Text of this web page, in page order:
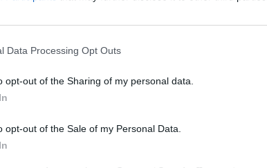
Data Processing Opt Outs
opt-out of the Sharing of my personal data.
opt-out of the Sale of my Personal Data.
и грмотевици, пријателскиот меч помеѓу
кој што вечерва треба да се одигра во
дека дуелот е одложен, не конечно,
дозволат, ќе започне во 23:00 часот.
за Англија пред утрешниот официјален